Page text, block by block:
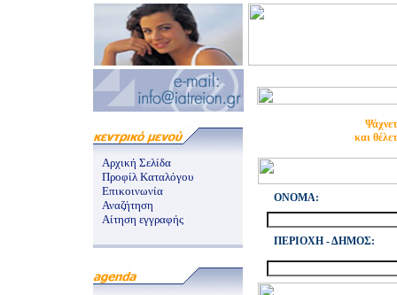
Αρχική Σελίδα
Προφίλ Καταλόγου
Επικοινωνία
Αναζήτηση
Αίτηση εγγραφής
και
ONOMA:
ΠΕΡΙΟΧΗ - ΔΗΜΟΣ: